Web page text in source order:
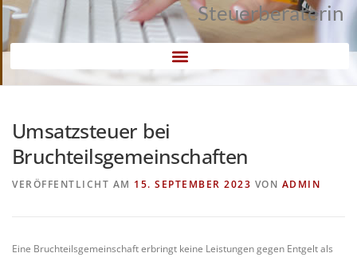
Steuerberaterin
Umsatzsteuer bei
Bruchteilsgemeinschaften
VERÖFFENTLICHT AM 15. SEPTEMBER 2023 VON ADMIN
Eine Bruchteilsgemeinschaft erbringt keine Leistungen gegen Entgelt als